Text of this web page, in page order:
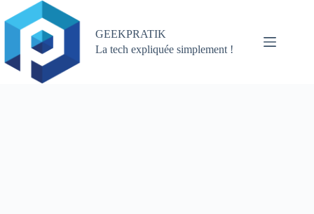
au
contenu
GEEKPRATIK
La tech expliquée simplement !